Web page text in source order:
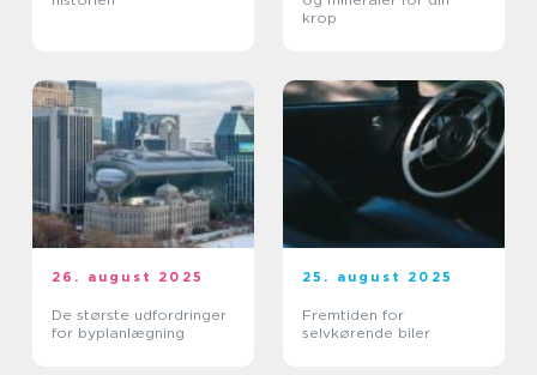
krop
26. august 2025
De største udfordringer
for byplanlægning
25. august 2025
Fremtiden for
selvkørende biler